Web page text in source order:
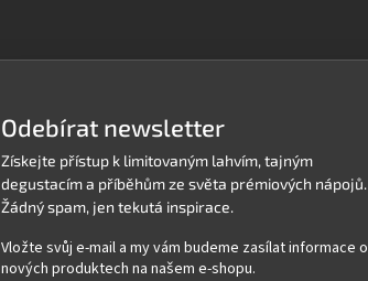
Odebírat newsletter
Vložte svůj e-mail a my vám budeme zasílat informace o
nových produktech na našem e-shopu.